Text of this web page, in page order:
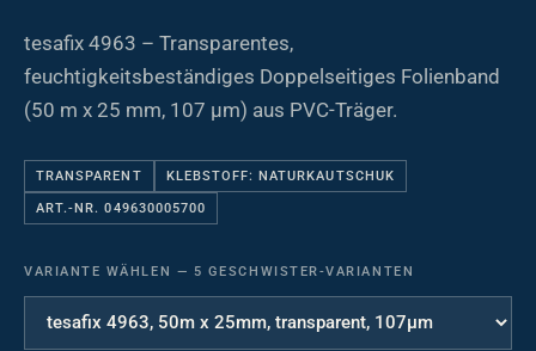
tesafix 4963 – Transparentes,
feuchtigkeitsbeständiges Doppelseitiges Folienband
(50 m x 25 mm, 107 µm) aus PVC-Träger.
TRANSPARENT KLEBSTOFF: NATURKAUTSCHUK
ART.-NR. 049630005700
VARIANTE WÄHLEN — 5 GESCHWISTER-VARIANTEN